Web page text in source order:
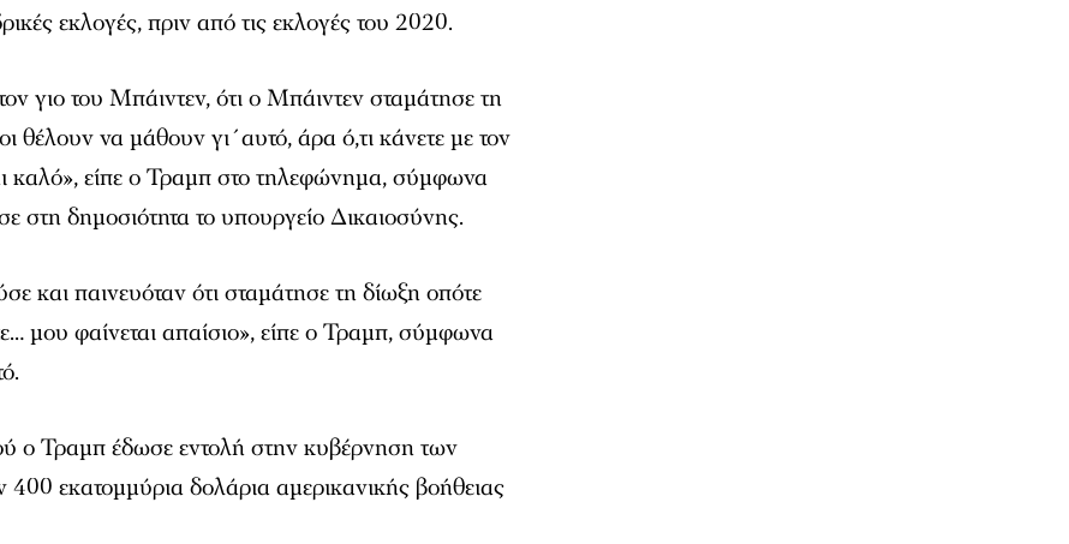
εκλογές, πριν από τις εκλογές του 2020.
γιο του Μπάιντεν, ότι ο Μπάιντεν σταμάτησε τη
θέλουν να μάθουν γι΄αυτό, άρα ό,τι κάνετε με τον
καλό», είπε ο Τραμπ στο τηλεφώνημα, σύμφωνα
στη δημοσιότητα το υπουργείο Δικαιοσύνης.
και παινευόταν ότι σταμάτησε τη δίωξη οπότε
μου φαίνεται απαίσιο», είπε ο Τραμπ, σύμφωνα
ο Τραμπ έδωσε εντολή στην κυβέρνηση των
εκατομμύρια δολάρια αμερικανικής βοήθειας